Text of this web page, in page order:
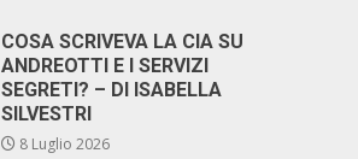
COSA SCRIVEVA LA CIA SU
ANDREOTTI E I SERVIZI
SEGRETI? – DI ISABELLA
SILVESTRI
8 Luglio 2026